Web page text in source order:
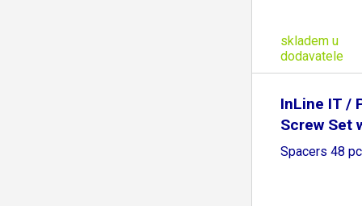
skladem u
dodavatele
InLine IT /
Screw Set
Spacers 48